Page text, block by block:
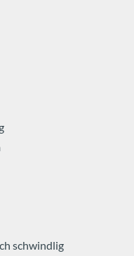
schwindlig